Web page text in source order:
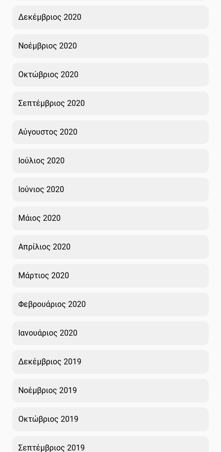
Δεκέμβριος 2020
Νοέμβριος 2020
Οκτώβριος 2020
Σεπτέμβριος 2020
Αύγουστος 2020
Ιούλιος 2020
Ιούνιος 2020
Μάιος 2020
Απρίλιος 2020
Μάρτιος 2020
Φεβρουάριος 2020
Ιανουάριος 2020
Δεκέμβριος 2019
Νοέμβριος 2019
Οκτώβριος 2019
Σεπτέμβριος 2019